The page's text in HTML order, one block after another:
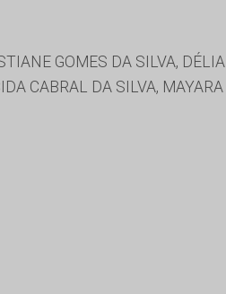
GOMES DA SILVA, DÉLIA
CABRAL DA SILVA, MAYARA